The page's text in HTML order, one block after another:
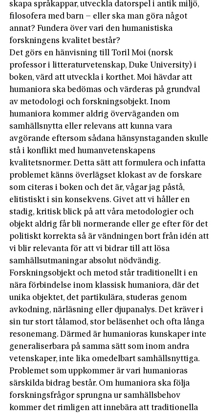
skapa språkappar, utveckla datorspel i antik miljö,
filosofera med barn – eller ska man göra något
annat? Fundera över vari den humanistiska
forskningens kvalitet består?
Det görs en hänvisning till Toril Moi (norsk
professor i litteraturvetenskap, Duke University) i
boken, värd att utveckla i korthet. Moi hävdar att
humaniora ska bedömas och värderas på grundval
av metodologi och forskningsobjekt. Inom
humaniora kommer aldrig överväganden om
samhällsnytta eller relevans att kunna vara
avgörande eftersom sådana hänsynstaganden skulle
stå i konflikt med humanvetenskapens
kvalitetsnormer. Detta sätt att formulera och infatta
problemet känns överlägset klokast av de forskare
som citeras i boken och det är, vågar jag påstå,
elitistiskt i sin konsekvens. Givet att vi håller en
stadig, kritisk blick på att våra metodologier och
objekt aldrig får bli normerande eller ge efter för det
politiskt korrekta så är vändningen bort från idén att
vi blir relevanta för att vi bidrar till att lösa
samhällsutmaningar absolut nödvändig.
Forskningsobjekt och metod står traditionellt i en
nära förbindelse inom klassisk humaniora, där det
unika objektet, det partikulära, studeras genom
avkodning, närläsning eller djupanalys. Det kräver i
sin tur stort tålamod, stor beläsenhet och ofta långa
resonemang. Därmed är humanioras kunskaper inte
generaliserbara på samma sätt som inom andra
vetenskaper, inte lika omedelbart samhällsnyttiga.
Problemet som uppkommer är vari humanioras
särskilda bidrag består. Om humaniora ska följa
forskningsfrågor sprungna ur samhällsbehov
kommer det rimligen att innebära att traditionella